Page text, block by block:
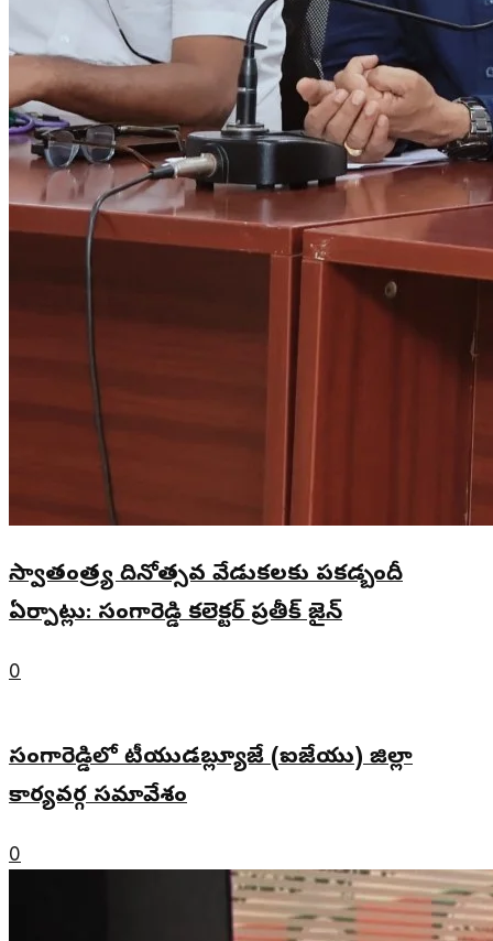
స్వాతంత్ర్య దినోత్సవ వేడుకలకు పకడ్బందీ
ఏర్పాట్లు: సంగారెడ్డి కలెక్టర్ ప్రతీక్ జైన్
0
సంగారెడ్డిలో టీయుడబ్ల్యూజే (ఐజేయు) జిల్లా
కార్యవర్గ సమావేశం
0